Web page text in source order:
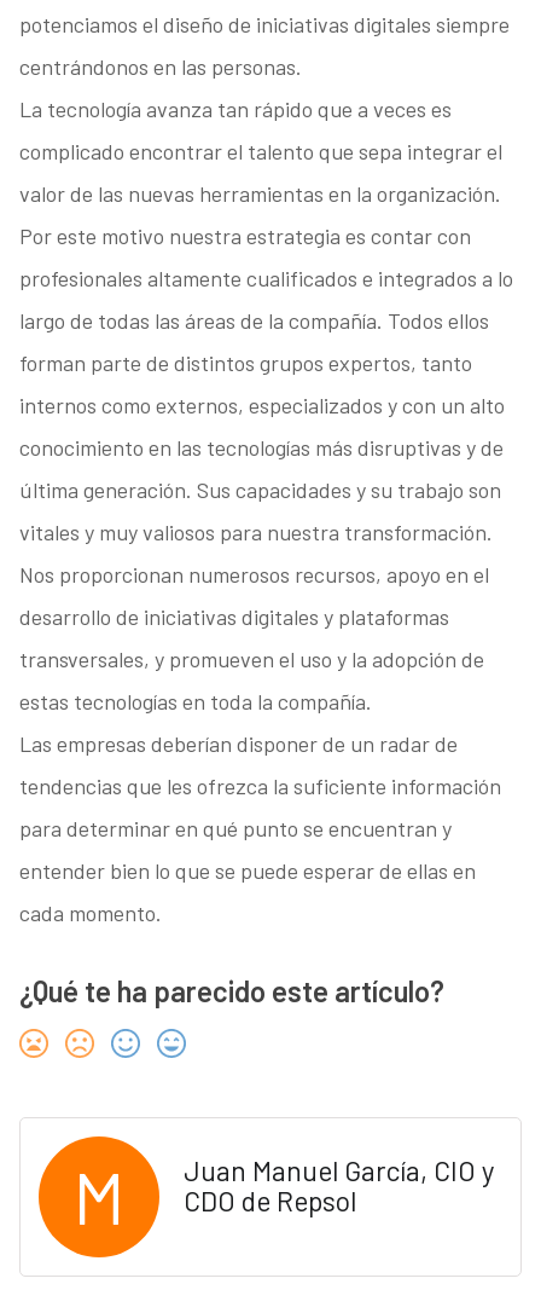
potenciamos el diseño de iniciativas digitales siempre
centrándonos en las personas.
La tecnología avanza tan rápido que a veces es
complicado encontrar el talento que sepa integrar el
valor de las nuevas herramientas en la organización.
Por este motivo nuestra estrategia es contar con
profesionales altamente cualificados e integrados a lo
largo de todas las áreas de la compañía. Todos ellos
forman parte de distintos grupos expertos, tanto
internos como externos, especializados y con un alto
conocimiento en las tecnologías más disruptivas y de
última generación. Sus capacidades y su trabajo son
vitales y muy valiosos para nuestra transformación.
Nos proporcionan numerosos recursos, apoyo en el
desarrollo de iniciativas digitales y plataformas
transversales, y promueven el uso y la adopción de
estas tecnologías en toda la compañía.
Las empresas deberían disponer de un radar de
tendencias que les ofrezca la suficiente información
para determinar en qué punto se encuentran y
entender bien lo que se puede esperar de ellas en
cada momento.
¿Qué te ha parecido este artículo?
M
Juan Manuel García, CIO y
CDO de Repsol